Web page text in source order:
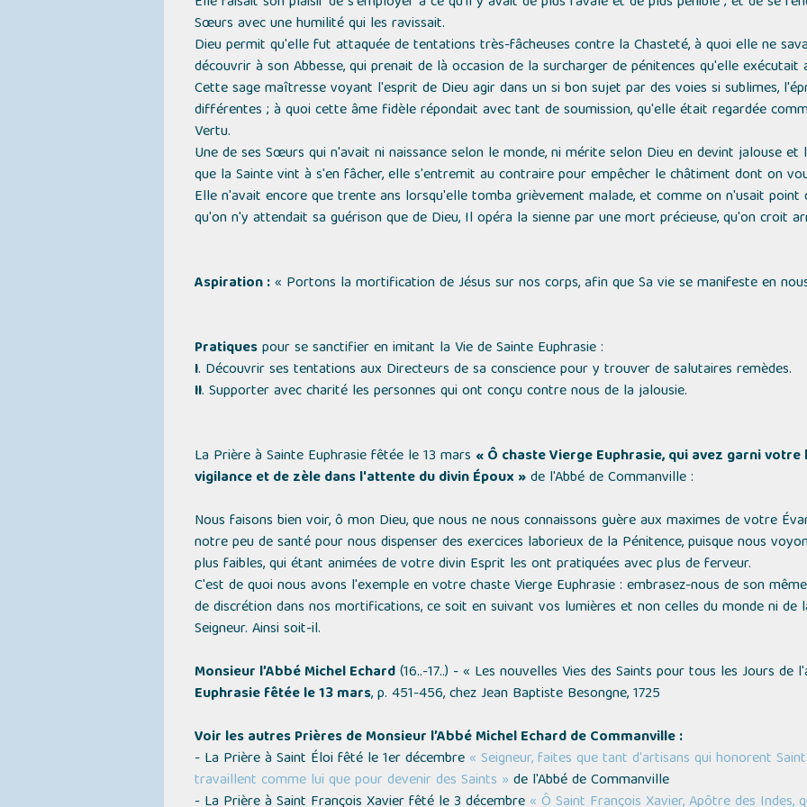
Sœurs avec une humilité qui les ravissait.
Dieu permit qu'elle fut attaquée de tentations très-fâcheuses contre la Chasteté, à quoi elle ne
découvrir à son Abbesse, qui prenait de là occasion de la surcharger de pénitences qu'elle
Cette sage maîtresse voyant l'esprit de Dieu agir dans un si bon sujet par des voies si sublimes,
différentes ; à quoi cette âme fidèle répondait avec tant de soumission, qu'elle était regardée
Vertu.
Une de ses Sœurs qui n'avait ni naissance selon le monde, ni mérite selon Dieu en devint jalouse
que la Sainte vint à s'en fâcher, elle s'entremit au contraire pour empêcher le châtiment dont on
Elle n'avait encore que trente ans lorsqu'elle tomba grièvement malade, et comme on n'usait point
qu'on n'y attendait sa guérison que de Dieu, Il opéra la sienne par une mort précieuse, qu'on croit
Aspiration :« Portons la mortification de Jésus sur nos corps, afin que Sa vie se manifeste en
Pratiquespour se sanctifier en imitant la Vie de Sainte Euphrasie :
I. Découvrir ses tentations aux Directeurs de sa conscience pour y trouver de salutaires remèdes.
II. Supporter avec charité les personnes qui ont conçu contre nous de la jalousie.
La Prière à Sainte Euphrasie fêtée le 13 mars « Ô chaste Vierge Euphrasie, qui avez garni
vigilance et de zèle dans l'attente du divin Époux »de l'Abbé de Commanville :
Nous faisons bien voir, ô mon Dieu, que nous ne nous connaissons guère aux maximes de votre
notre peu de santé pour nous dispenser des exercices laborieux de la Pénitence, puisque nous
plus faibles, qui étant animées de votre divin Esprit les ont pratiquées avec plus de ferveur.
C'est de quoi nous avons l'exemple en votre chaste Vierge Euphrasie : embrasez-nous de son
de discrétion dans nos mortifications, ce soit en suivant vos lumières et non celles du monde ni de
Seigneur. Ainsi soit-il.
Monsieur l’Abbé Michel Echard(16..-17..) -« Les nouvelles Vies des Saints pour tous les Jours de
Euphrasie fêtée le 13 mars, p. 451-456, chez Jean Baptiste Besongne, 1725
Voir les autres Prières de Monsieur l’Abbé Michel Echard de Commanville :
- La Prière à Saint Éloi fêté le 1er décembre « Seigneur, faites que tant d'artisans qui honorent
travaillent comme lui que pour devenir des Saints » de l'Abbé de Commanville